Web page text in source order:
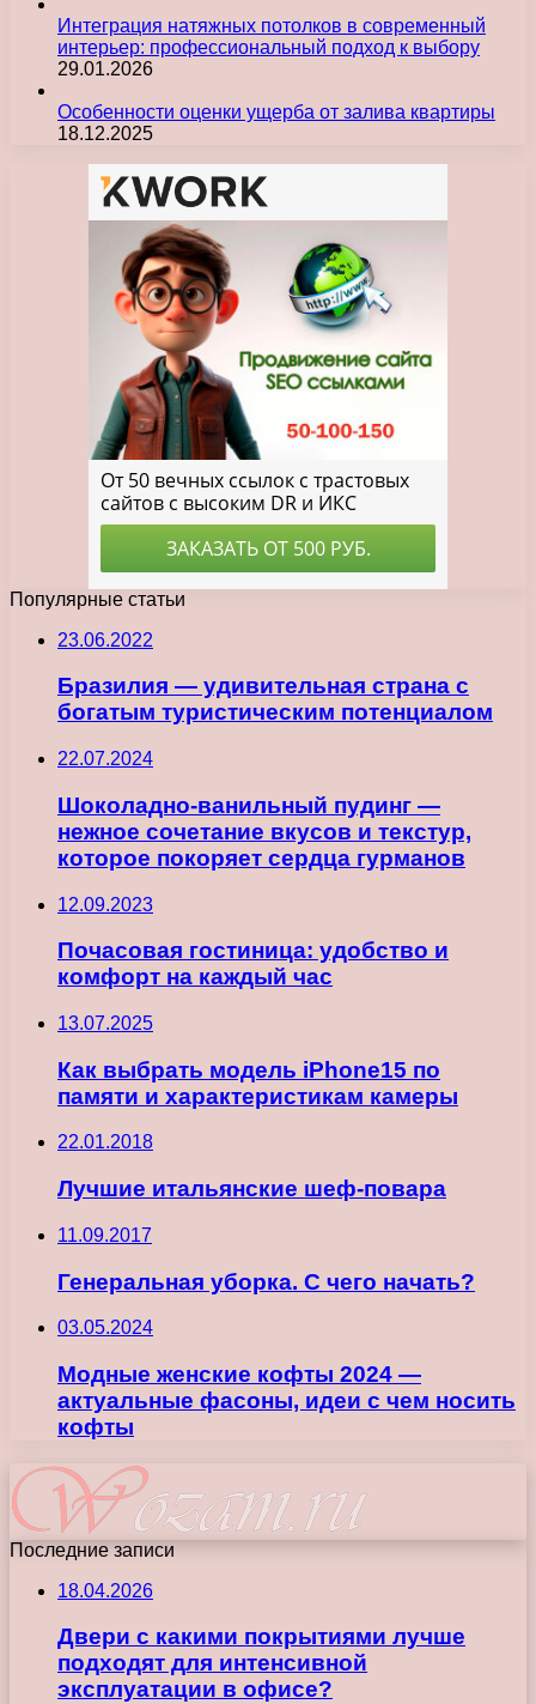
Интеграция натяжных потолков в современный
интерьер: профессиональный подход к выбору
29.01.2026
Особенности оценки ущерба от залива квартиры
18.12.2025
Популярные статьи
23.06.2022
Бразилия — удивительная страна с
богатым туристическим потенциалом
22.07.2024
Шоколадно-ванильный пудинг —
нежное сочетание вкусов и текстур,
которое покоряет сердца гурманов
12.09.2023
Почасовая гостиница: удобство и
комфорт на каждый час
13.07.2025
Как выбрать модель iPhone15 по
памяти и характеристикам камеры
22.01.2018
Лучшие итальянские шеф-повара
11.09.2017
Генеральная уборка. С чего начать?
03.05.2024
Модные женские кофты 2024 —
актуальные фасоны, идеи с чем носить
кофты
Последние записи
18.04.2026
Двери с какими покрытиями лучше
подходят для интенсивной
эксплуатации в офисе?